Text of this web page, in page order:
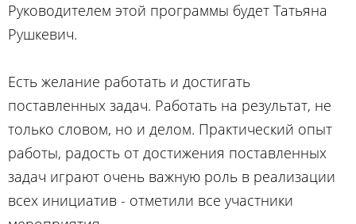
Руководителем этой программы будет Татьяна
Рушкевич.
Есть желание работать и достигать
поставленных задач. Работать на результат, не
только словом, но и делом. Практический опыт
работы, радость от достижения поставленных
задач играют очень важную роль в реализации
всех инициатив - отметили все участники